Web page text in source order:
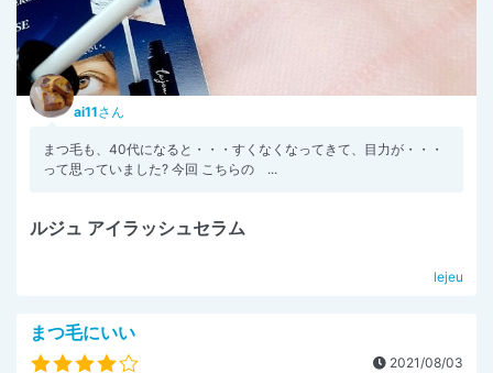
ai11さん
まつ毛も、40代になると・・・すくなくなってきて、目力が・・・
って思っていました? 今回 こちらの ...
ルジュ アイラッシュセラム
lejeu
まつ毛にいい
2021/08/03